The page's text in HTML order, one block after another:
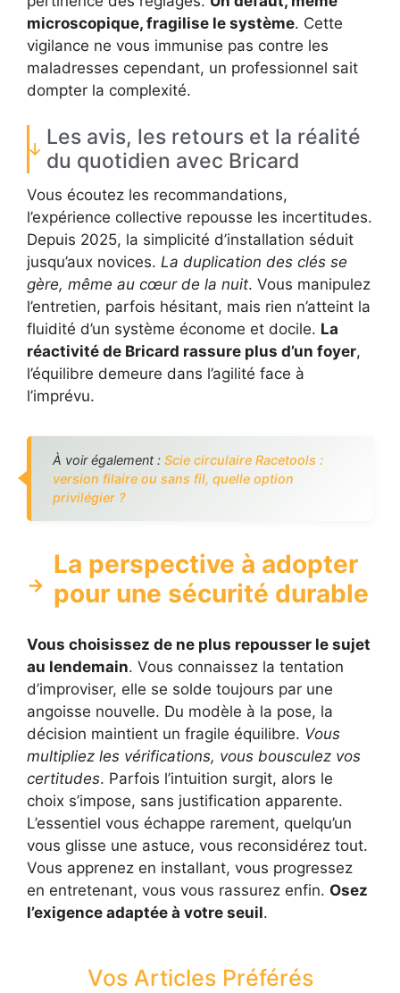
microscopique, fragilise le système. Cette
vigilance ne vous immunise pas contre les
maladresses cependant, un professionnel sait
dompter la complexité.
Les avis, les retours et la réalité
du quotidien avec Bricard
Vous écoutez les recommandations,
l’expérience collective repousse les incertitudes.
Depuis 2025, la simplicité d’installation séduit
jusqu’aux novices. La duplication des clés se
gère, même au cœur de la nuit. Vous manipulez
l’entretien, parfois hésitant, mais rien n’atteint la
fluidité d’un système économe et docile. La
réactivité de Bricard rassure plus d’un foyer,
l’équilibre demeure dans l’agilité face à
l’imprévu.
À voir également : Scie circulaire Racetools :
version filaire ou sans fil, quelle option
privilégier ?
La perspective à adopter
pour une sécurité durable
Vous choisissez de ne plus repousser le sujet
au lendemain. Vous connaissez la tentation
d’improviser, elle se solde toujours par une
angoisse nouvelle. Du modèle à la pose, la
décision maintient un fragile équilibre. Vous
multipliez les vérifications, vous bousculez vos
certitudes. Parfois l’intuition surgit, alors le
choix s’impose, sans justification apparente.
L’essentiel vous échappe rarement, quelqu’un
vous glisse une astuce, vous reconsidérez tout.
Vous apprenez en installant, vous progressez
en entretenant, vous vous rassurez enfin. Osez
l’exigence adaptée à votre seuil.
Vos Articles Préférés